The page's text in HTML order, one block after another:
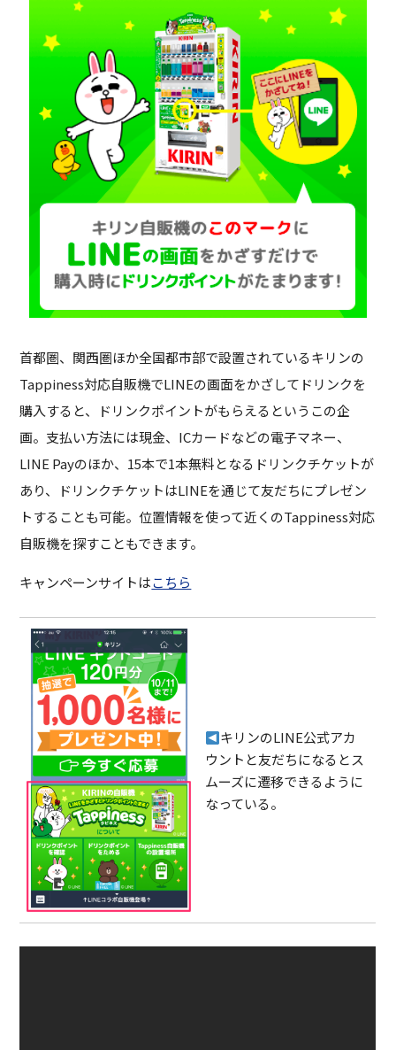
首都圏、関西圏ほか全国都市部で設置されているキリンの
Tappiness対応自販機でLINEの画面をかざしてドリンクを
購入すると、ドリンクポイントがもらえるというこの企
画。支払い方法には現金、ICカードなどの電子マネー、
LINE Payのほか、15本で1本無料となるドリンクチケットが
あり、ドリンクチケットはLINEを通じて友だちにプレゼン
トすることも可能。位置情報を使って近くのTappiness対応
自販機を探すこともできます。
キャンペーンサイトはこちら
キリンのLINE公式アカ
ウントと友だちになるとス
ムーズに遷移できるように
なっている。